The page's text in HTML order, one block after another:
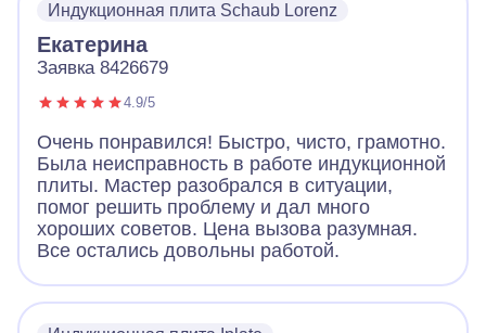
Индукционная плита Schaub Lorenz
Екатерина
Заявка 8426679
4.9/5
Очень понравился! Быстро, чисто, грамотно.
Была неисправность в работе индукционной
плиты. Мастер разобрался в ситуации,
помог решить проблему и дал много
хороших советов. Цена вызова разумная.
Все остались довольны работой.